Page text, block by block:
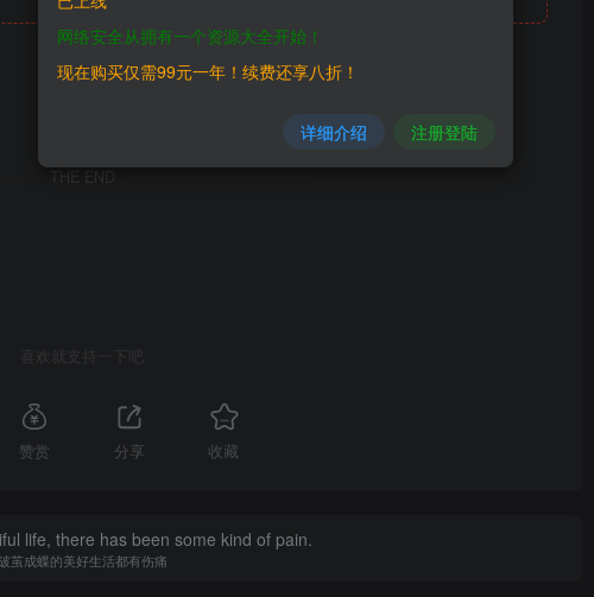
THE END
喜欢就支持一下吧
赞赏 分享 收藏
life, there has been some kind of pain.
茧成蝶的美好生活都有伤痛
网络安全从拥有一个资源大全开始！
现在购买仅需99元一年！续费还享八折！
详细介绍 注册登陆